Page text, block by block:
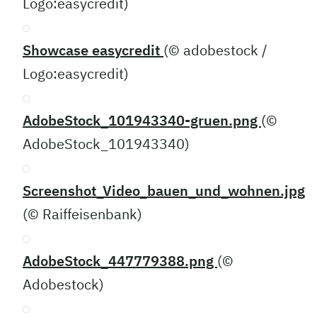
Showcase easycredit (© adobestock /
Logo:easycredit)
AdobeStock_101943340-gruen.png (©
AdobeStock_101943340)
Screenshot_Video_bauen_und_wohnen.jpg
(© Raiffeisenbank)
AdobeStock_447779388.png (©
Adobestock)